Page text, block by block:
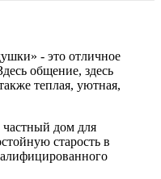
- это отличное
общение, здесь
теплая, уютная,
частный дом для
старость в